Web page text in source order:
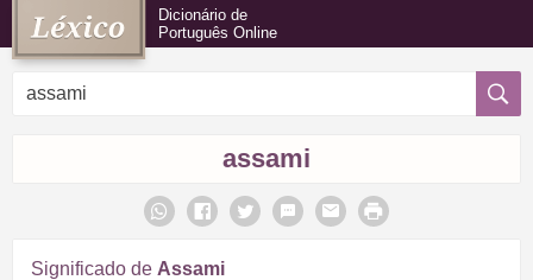
Dicionário de
Português Online
assami
Significado de Assami